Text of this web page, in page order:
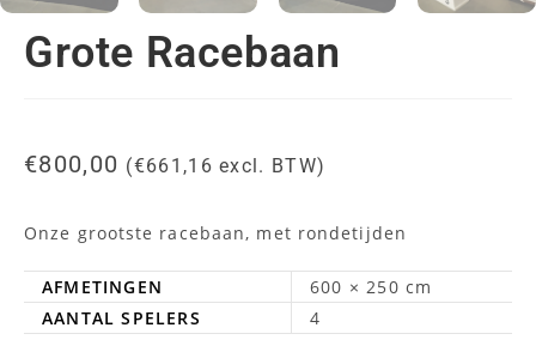
Grote Racebaan
€800,00 (€661,16 excl. BTW)
Onze grootste racebaan, met rondetijden
AFMETINGEN
600 × 250 cm
AANTAL SPELERS
4